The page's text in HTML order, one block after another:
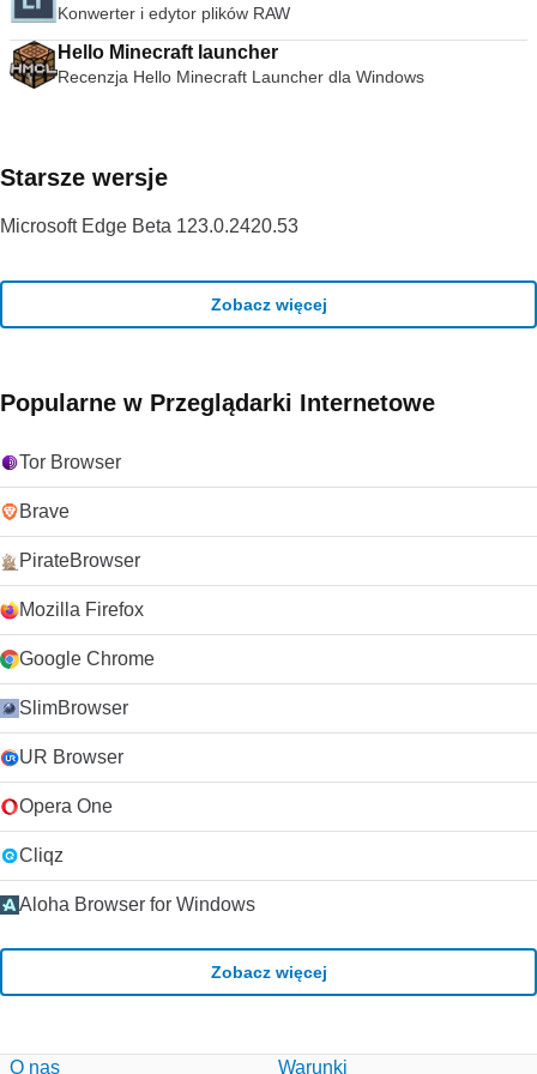
ciągłemu rozwojowi i ulepszaniu przez VideoLAN Org.
Szukasz VLC Media Player w wersji dla komputerów Mac?
Pobierz tutaj
Konwerter i edytor plików RAW
Hello Minecraft launcher
Recenzja Hello Minecraft Launcher dla Windows
Starsze wersje
Microsoft Edge Beta 123.0.2420.53
Zobacz więcej
Popularne w Przeglądarki Internetowe
Tor Browser
Brave
PirateBrowser
Mozilla Firefox
Google Chrome
SlimBrowser
UR Browser
Opera One
Cliqz
Aloha Browser for Windows
Zobacz więcej
O nas Warunki